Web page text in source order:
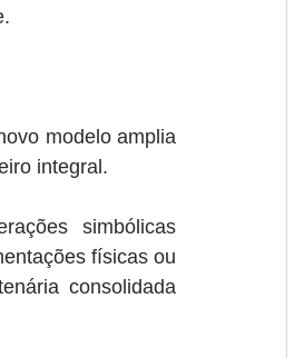
modelo amplia
integral.
simbólicas
físicas ou
consolidada